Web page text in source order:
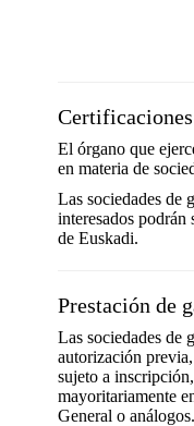
El órgano que
en materia de
Las sociedades de
interesados
de Euskadi.
Prestación de
Las sociedades de
autorización
sujeto a
mayoritariamente
General o análogos.